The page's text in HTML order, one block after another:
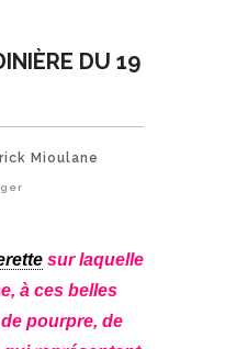
DU 19
Mioulane
sur laquelle
à ces belles
pourpre, de